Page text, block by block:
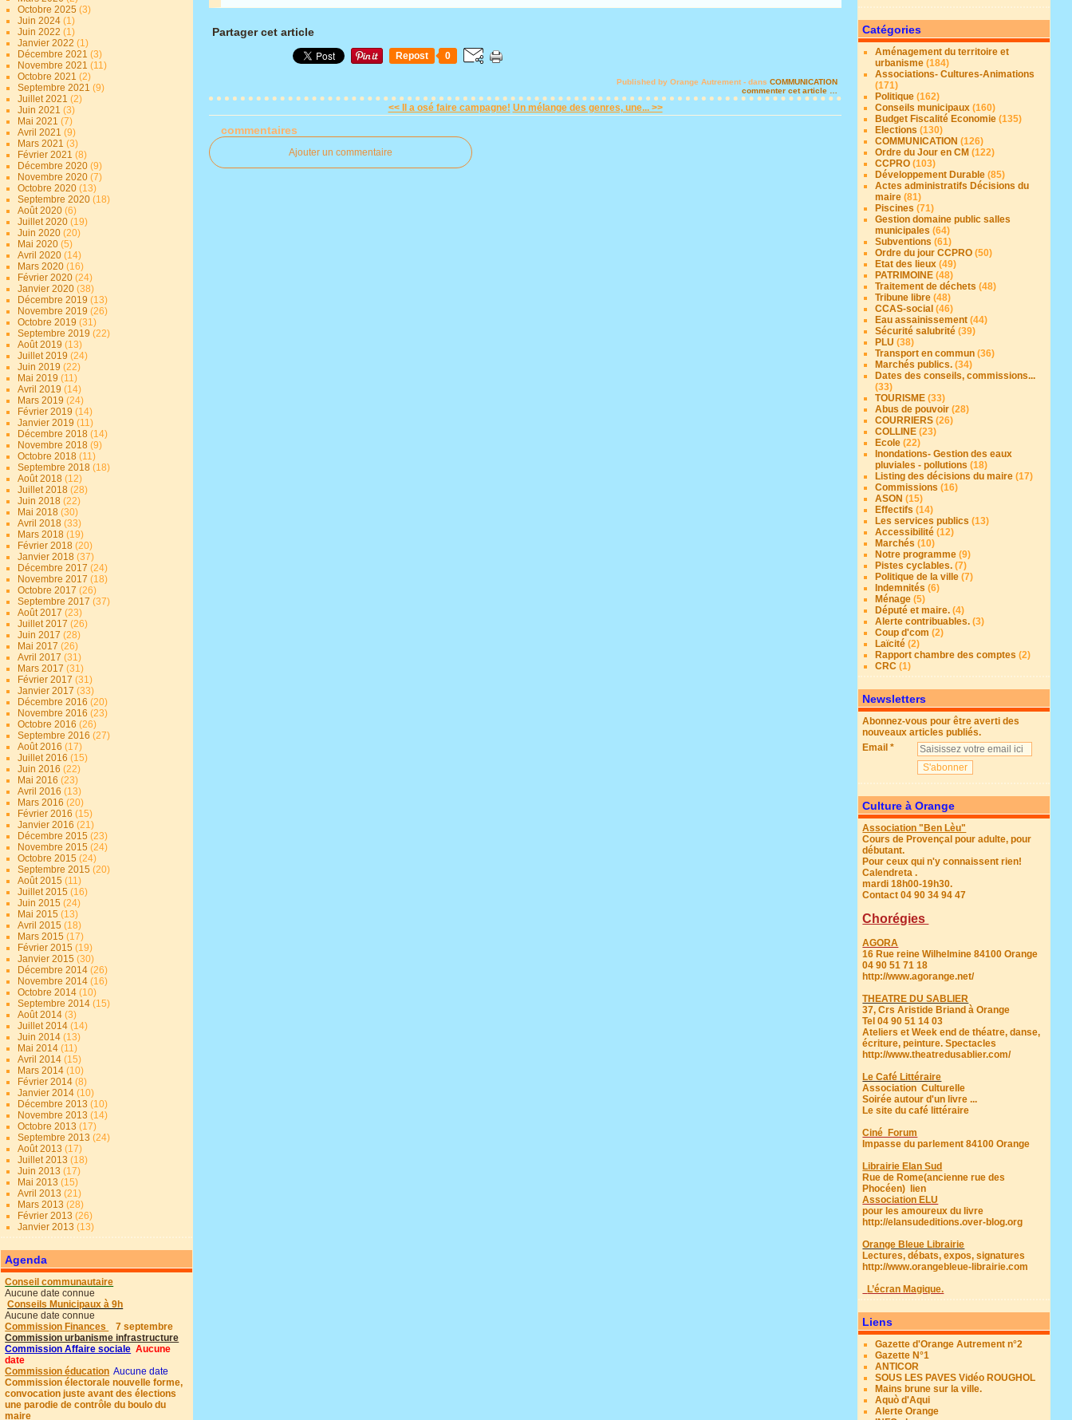
Octobre 2025(3)
Juin 2024(1)
Juin 2022(1)
Janvier 2022(1)
Décembre 2021(3)
Novembre 2021(11)
Octobre 2021(2)
Septembre 2021(9)
Juillet 2021(2)
Juin 2021(3)
Mai 2021(7)
Avril 2021(9)
Mars 2021(3)
Février 2021(8)
Décembre 2020(9)
Novembre 2020(7)
Octobre 2020(13)
Septembre 2020(18)
Août 2020(6)
Juillet 2020(19)
Juin 2020(20)
Mai 2020(5)
Avril 2020(14)
Mars 2020(16)
Février 2020(24)
Janvier 2020(38)
Décembre 2019(13)
Novembre 2019(26)
Octobre 2019(31)
Septembre 2019(22)
Août 2019(13)
Juillet 2019(24)
Juin 2019(22)
Mai 2019(11)
Avril 2019(14)
Mars 2019(24)
Février 2019(14)
Janvier 2019(11)
Décembre 2018(14)
Novembre 2018(9)
Octobre 2018(11)
Septembre 2018(18)
Août 2018(12)
Juillet 2018(28)
Juin 2018(22)
Mai 2018(30)
Avril 2018(33)
Mars 2018(19)
Février 2018(20)
Janvier 2018(37)
Décembre 2017(24)
Novembre 2017(18)
Octobre 2017(26)
Septembre 2017(37)
Août 2017(23)
Juillet 2017(26)
Juin 2017(28)
Mai 2017(26)
Avril 2017(31)
Mars 2017(31)
Février 2017(31)
Janvier 2017(33)
Décembre 2016(20)
Novembre 2016(23)
Octobre 2016(26)
Septembre 2016(27)
Août 2016(17)
Juillet 2016(15)
Juin 2016(22)
Mai 2016(23)
Avril 2016(13)
Mars 2016(20)
Février 2016(15)
Janvier 2016(21)
Décembre 2015(23)
Novembre 2015(24)
Octobre 2015(24)
Septembre 2015(20)
Août 2015(11)
Juillet 2015(16)
Juin 2015(24)
Mai 2015(13)
Avril 2015(18)
Mars 2015(17)
Février 2015(19)
Janvier 2015(30)
Décembre 2014(26)
Novembre 2014(16)
Octobre 2014(10)
Septembre 2014(15)
Août 2014(3)
Juillet 2014(14)
Juin 2014(13)
Mai 2014(11)
Avril 2014(15)
Mars 2014(10)
Février 2014(8)
Janvier 2014(10)
Décembre 2013(10)
Novembre 2013(14)
Octobre 2013(17)
Septembre 2013(24)
Août 2013(17)
Juillet 2013(18)
Juin 2013(17)
Mai 2013(15)
Avril 2013(21)
Mars 2013(28)
Février 2013(26)
Janvier 2013(13)
Agenda
Conseil communautaire
Aucune date connue
Conseils Municipaux à 9h
Aucune date connue
Commission Finances
7 septembre
Commission urbanisme infrastructure
Commission Affaire sociale Aucune
date
Commission éducation Aucune date
Commission électorale nouvelle forme,
convocation juste avant des élections
une parodie de contrôle du boulo du
maire
Partager cet article
Repost 0
Published by Orange Autrement - dansCOMMUNICATION
commenter cet article …
<< Il a osé faire campagne! Un mélange des genres, une... >>
commentaires
Ajouter un commentaire
Catégories
Aménagement du territoire et
urbanisme (184)
Associations- Cultures-Animations
(171)
Politique (162)
Conseils municipaux (160)
Budget Fiscalité Economie (135)
Elections (130)
COMMUNICATION (126)
Ordre du Jour en CM (122)
CCPRO (103)
Développement Durable (85)
Actes administratifs Décisions du
maire (81)
Piscines (71)
Gestion domaine public salles
municipales (64)
Subventions (61)
Ordre du jour CCPRO (50)
Etat des lieux (49)
PATRIMOINE (48)
Traitement de déchets (48)
Tribune libre (48)
CCAS-social (46)
Eau assainissement (44)
Sécurité salubrité (39)
PLU (38)
Transport en commun (36)
Marchés publics. (34)
Dates des conseils, commissions...
(33)
TOURISME (33)
Abus de pouvoir (28)
COURRIERS (26)
COLLINE (23)
Ecole (22)
Inondations- Gestion des eaux
pluviales - pollutions (18)
Listing des décisions du maire (17)
Commissions (16)
ASON (15)
Effectifs (14)
Les services publics (13)
Accessibilité (12)
Marchés (10)
Notre programme (9)
Pistes cyclables. (7)
Politique de la ville (7)
Indemnités (6)
Ménage (5)
Député et maire. (4)
Alerte contribuables. (3)
Coup d'com (2)
Laïcité (2)
Rapport chambre des comptes (2)
CRC (1)
Newsletters
Abonnez-vous pour être averti des
nouveaux articles publiés.
Email
Culture à Orange
Association "Ben Lèu"
Cours de Provençal pour adulte, pour
débutant.
Pour ceux qui n'y connaissent rien!
Calendreta .
mardi 18h00-19h30.
Contact 04 90 34 94 47
Chorégies
AGORA
16 Rue reine Wilhelmine 84100 Orange
04 90 51 71 18
http://www.agorange.net/
THEATRE DU SABLIER
37, Crs Aristide Briand à Orange
Tel 04 90 51 14 03
Ateliers et Week end de théatre, danse,
écriture, peinture. Spectacles
http://www.theatredusablier.com/
Le Café Littéraire
Association Culturelle
Soirée autour d'un livre ...
Le site du café littéraire
Ciné Forum
Impasse du parlement 84100 Orange
Librairie Elan Sud
Rue de Rome(ancienne rue des
Phocéen)
lien
Association ELU
pour les amoureux du livre
http://elansudeditions.over-blog.org
Orange Bleue Librairie
Lectures, débats, expos, signatures
http://www.orangebleue-librairie.com
L’écran Magique.
Liens
Gazette d'Orange Autrement n°2
Gazette N°1
ANTICOR
SOUS LES PAVES Vidéo ROUGHOL
Mains brune sur la ville.
Aquò d'Aqui
Alerte Orange